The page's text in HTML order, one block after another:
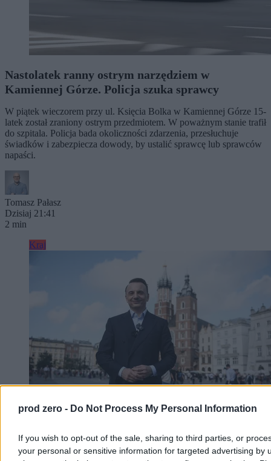
prod zero - Do Not Process My Personal Information
If you wish to opt-out of the sale, sharing to third parties, or
your personal or sensitive information for targeted advertising by
Nastolatek ranny ostrym narzędziem w
Kamiennej Górze. Policja szuka sprawcy
W piątek wieczorem przy ul. Księcia Bolka w Kamiennej Górze 15-
latek został zraniony ostrym przedmiotem. W poważnym stanie trafił
do szpitala. Policja bada okoliczności zdarzenia, przesłuchuje
świadków i zabezpiecza dowody, by ustalić sprawcę lub sprawców
napaści.
Tomasz Pałasz
Dzisiaj 21:41
2 min
Kraj
Gibała rusza z kampanią. Tak chce zawalczyć o
fotel prezydenta Krakowa